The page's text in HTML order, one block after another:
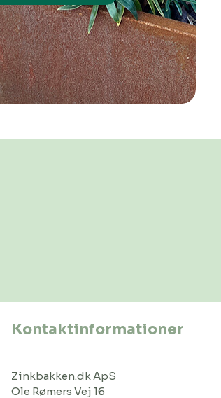
Kontaktinformationer
Zinkbakken.dk ApS
Ole Rømers Vej 16